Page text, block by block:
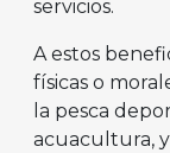
servicios.
A estos
físicas o
la pesca
acuacultura,